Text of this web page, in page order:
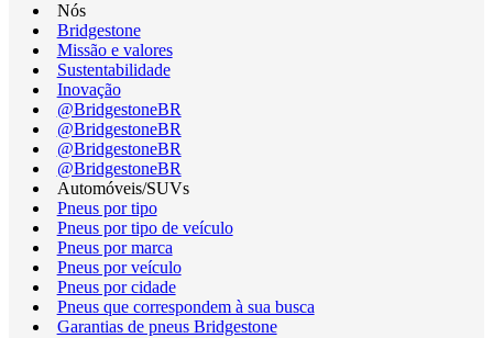
Nós
Bridgestone
Missão e valores
Sustentabilidade
Inovação
@BridgestoneBR
@BridgestoneBR
@BridgestoneBR
@BridgestoneBR
Automóveis/SUVs
Pneus por tipo
Pneus por tipo de veículo
Pneus por marca
Pneus por veículo
Pneus por cidade
Pneus que correspondem à sua busca
Garantias de pneus Bridgestone